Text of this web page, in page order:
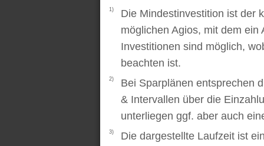
1)
Die Mindestinvestition ist der
möglichen Agios, mit dem
Investitionen sind möglich,
beachten ist.
2)
Bei Sparplänen entsprechen
& Intervallen über die
unterliegen ggf. aber auch
3)
Die dargestellte Laufzeit ist